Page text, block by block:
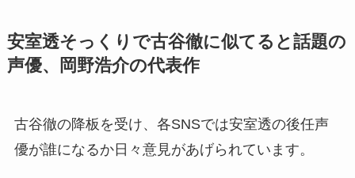
安室透そっくりで古谷徹に似てると話題の
声優、岡野浩介の代表作
古谷徹の降板を受け、各SNSでは安室透の後任声
優が誰になるか日々意見があげられています。